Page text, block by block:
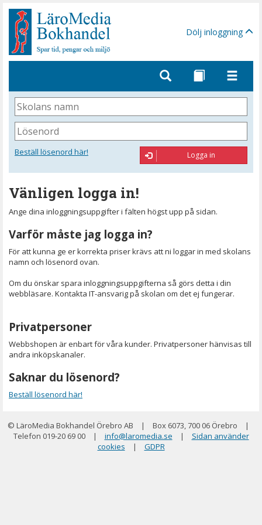
Gå
sidinnehåll
Dölj inloggning
Skolans
namn
Lösenord
Beställ lösenord här! Logga in
Vänligen logga in!
Ange dina inloggningsuppgifter i fälten högst upp på sidan.
Varför måste jag logga in?
För att kunna ge er korrekta priser krävs att ni loggar in med skolans
namn och lösenord ovan.
Om du önskar spara inloggningsuppgifterna så görs detta i din
webbläsare. Kontakta IT-ansvarig på skolan om det ej fungerar.
Privatpersoner
Webbshopen är enbart för våra kunder. Privatpersoner hänvisas till
andra inköpskanaler.
Saknar du lösenord?
Beställ lösenord här!
© LäroMedia Bokhandel Örebro AB | Box 6073, 700 06 Örebro
|
Telefon 019-20 69 00
| info@laromedia.se |
Sidan använder
cookies
| GDPR